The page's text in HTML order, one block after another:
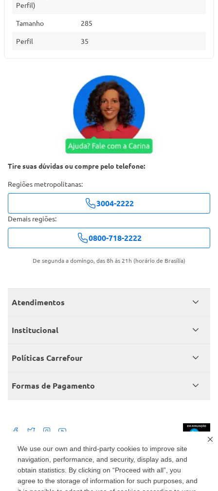
We use our own and third-party cookies to improve site
navigation, performance, and security, display ads, and
obtain statistics. By clicking on “Proceed with all”, you
agree to the storage of information for such purposes, and
Perfil)
Tamanho 285
Perfil 35
Tire suas dúvidas ou compre pelo telefone:
Regiões metropolitanas:
3004-2222
Demais regiões:
0800-718-2222
De segunda a domingo, das 8h às 21h (horário de Brasília)
Atendimentos
Meus pedidos
Consumidor.gov
Institucional
Grupo Carrefour Brasil
Produtos Carrefour
Políticas Carrefour
Políticas de entregas
Políticas de trocas e devoluções
Formas de Pagamento
Mercado: Carrefour Comércio e Indústrias Ltda Via de Acesso Norte, Km 38,
nº 420, Empresarial Gato Preto, Cajamar - SP | CEP 07789-100 | CNPJ:
45.543.915/0846-95
Drogaria: Carrefour Comercio e Industria Ltda: Avenida das Nações Unidas,
15187, Loja 104/105/106 Bloco A Setor 1 - Vila Gertrudes, São Paulo, SP |